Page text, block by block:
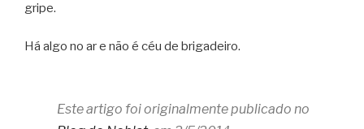
gripe.
Há algo no ar e não é céu de brigadeiro.
Este artigo foi originalmente publicado no